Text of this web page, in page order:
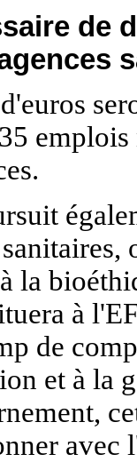
de
la
à
de
et à la
avec